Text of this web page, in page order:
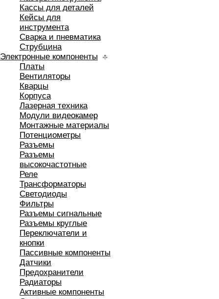
Кассы для деталей
Кейсы для
инструмента
Сварка и пневматика
Струбцина
Электронные компоненты
Платы
Вентиляторы
Кварцы
Корпуса
Лазерная техника
Модули видеокамер
Монтажные материалы
Потенциометры
Разъемы
Разъемы
высокочастотные
Реле
Трансформаторы
Светодиоды
Фильтры
Разъемы сигнальные
Разъемы круглые
Переключатели и
кнопки
Пассивные компоненты
Датчики
Предохранители
Радиаторы
Активные компоненты